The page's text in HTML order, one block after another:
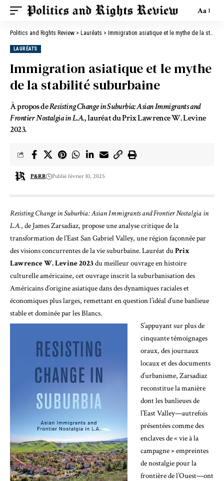
Aa
Politics and Rights Review > Lauréats > Immigration asiatique et le mythe de la stabilité suburbaine
LAURÉATS
Immigration asiatique et le mythe
de la stabilité suburbaine
À propos deResisting Change in Suburbia: Asian Immigrants and
Frontier Nostalgia in L.A., lauréat du Prix Lawrence W. Levine
2023.
P&RR Publié février 10, 2025
Resisting Change in Suburbia: Asian Immigrants and Frontier Nostalgia in
L.A., de James Zarsadiaz, propose une analyse critique de la
transformation de l’East San Gabriel Valley, une région façonnée par
des visions concurrentes de la vie suburbaine. Lauréat duPrix
Lawrence W. Levine 2023du meilleur ouvrage en histoire
culturelle américaine, cet ouvrage inscrit la suburbanisation des
Américains d’origine asiatique dansdes dynamiques raciales et
économiques plus larges, remettant en question l’idéal d’une banlieue
stable et dominée par les Blancs.
S’appuyant sur plus de
cinquante témoignages
oraux, des journaux
locaux et des documents
d’urbanisme, Zarsadiaz
reconstitue la manière
dont les banlieues de
l’East Valley—autrefois
présentées comme des
enclaves de « vie à la
campagne » empreintes
de nostalgie pour la
frontière de l’Ouest—ont